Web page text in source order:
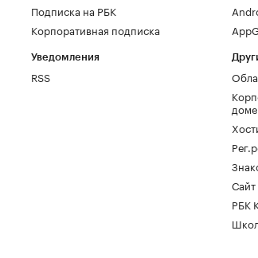
Подписка на РБК
Корпоративная подписка
Уведомления
RSS
РБК